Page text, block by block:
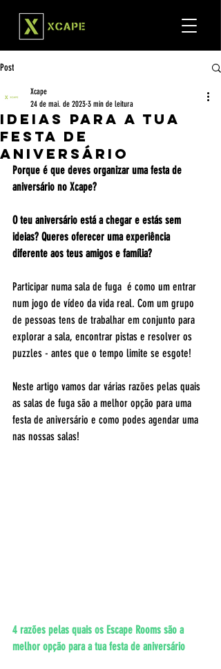
Post
Ideias para a Tua
festa de
aniversário
Xcape
24 de mai. de 2023 3 min de leitura
Porque é que deves organizar uma festa de
aniversário no Xcape?
O teu aniversário está a chegar e estás sem
ideias? Queres oferecer uma experiência
diferente aos teus amigos e família?
Participar numa sala de fuga  é como um entrar
num jogo de vídeo da vida real. Com um grupo
de pessoas tens de trabalhar em conjunto para
explorar a sala, encontrar pistas e resolver os
puzzles - antes que o tempo limite se esgote!
Neste artigo vamos dar várias razões pelas quais
as salas de fuga são a melhor opção para uma
festa de aniversário e como podes agendar uma
nas nossas salas!
4 razões pelas quais os Escape Rooms são a
melhor opção para a tua festa de aniversário